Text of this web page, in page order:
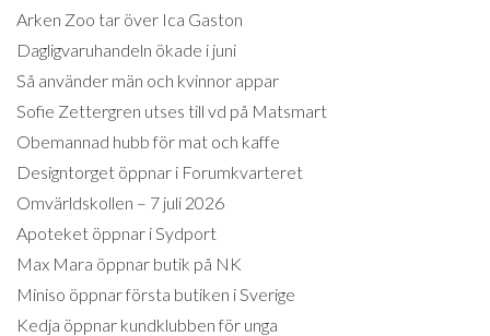
Arken Zoo tar över Ica Gaston
Dagligvaruhandeln ökade i juni
Så använder män och kvinnor appar
Sofie Zettergren utses till vd på Matsmart
Obemannad hubb för mat och kaffe
Designtorget öppnar i Forumkvarteret
Omvärldskollen – 7 juli 2026
Apoteket öppnar i Sydport
Max Mara öppnar butik på NK
Miniso öppnar första butiken i Sverige
Kedja öppnar kundklubben för unga